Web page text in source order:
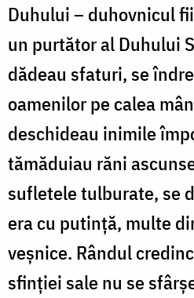
Duhului – duhovnicul
un purtător al Duhului
dădeau sfaturi, se
oamenilor pe calea
deschideau inimile
tămăduiau răni
sufletele tulburate, se
era cu putinţă, multe
veşnice. Rândul
sfinţiei sale nu se